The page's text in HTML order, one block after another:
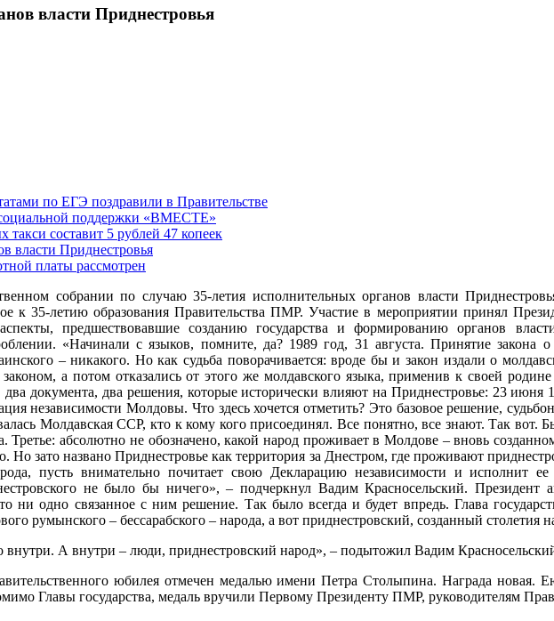
власти Приднестровья
по ЕГЭ поздравили в Правительстве
поддержки «ВМЕСТЕ»
составит 5 рублей 47 копеек
власти Приднестровья
платы рассмотрен
собрании по случаю 35-летия исполнительных органов власти
к 35-летию образования Правительства ПМР. Участие в мероприятии принял
аспекты, предшествовавшие созданию государства и формированию органов
«Начинали с языков, помните, да? 1989 год, 31 августа. Принятие
– никакого. Но как судьба поворачивается: вроде бы и закон издали о
а потом отказались от этого же молдавского языка, применив к своей
документа, два решения, которые исторически влияют на Приднестровье: 23
независимости Молдовы. Что здесь хочется отметить? Это базовое решение,
Молдавская ССР, кто к кому кого присоединял. Все понятно, все знают. Так
Третье: абсолютно не обозначено, какой народ проживает в Молдове – вновь
Но зато названо Приднестровье как территория за Днестром, где проживают
пусть внимательно почитает свою Декларацию независимости и
не было бы ничего», – подчеркнул Вадим Красносельский.
ни одно связанное с ним решение. Так было всегда и будет впредь. Глава
румынского – бессарабского – народа, а вот приднестровский, созданный столетия
внутри. А внутри – люди, приднестровский народ», – подытожил Вадим
юбилея отмечен медалью имени Петра Столыпина. Награда новая.
Главы государства, медаль вручили Первому Президенту ПМР, руководителям